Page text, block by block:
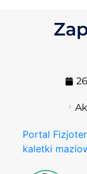
Portal
kaletki